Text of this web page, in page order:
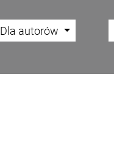
Dla autorów